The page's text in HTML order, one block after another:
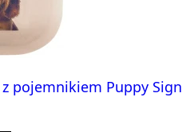
pojemnikiem Puppy Sign